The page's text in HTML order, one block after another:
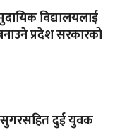
विद्यालयलाई
प्रदेश सरकारको
सुगरसहित दुई युवक